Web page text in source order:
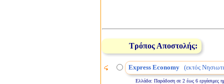
Τρόπος Αποστολής:
Express Economy(εκτός
Ελλάδα: Παράδοση σε 2 έως 6 εργάσιμες